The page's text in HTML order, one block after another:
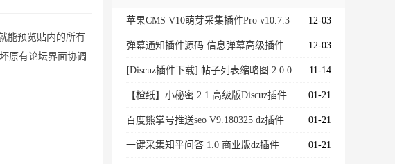
能预览贴内的所有
原有论坛界面协调
12-03
苹果CMS V10萌芽采集插件Pro v10.7.3
12-03
弹幕通知插件源码 信息弹幕高级插件版 高能弹幕条 信息弹幕效果
11-14
[Discuz插件下载] 帖子列表缩略图 2.0.0商业版
01-21
【橙纸】小秘密 2.1 高级版Discuz插件【价值299元】
01-21
百度熊掌号推送seo V9.180325 dz插件
01-21
一键采集知乎问答 1.0 商业版dz插件